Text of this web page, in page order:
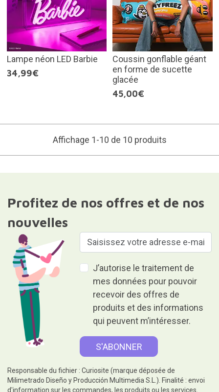
Lampe néon LED Barbie
34,99€
Coussin gonflable géant
en forme de sucette
glacée
45,00€
Affichage 1-10 de 10 produits
Profitez de nos offres et de nos
nouvelles
J’autorise le traitement de
mes données pour pouvoir
recevoir des offres de
produits et des informations
qui peuvent m’intéresser.
Responsable du fichier : Curiosite (marque déposée de
Milimetrado Diseño y Producción Multimedia S.L.). Finalité : envoi
d'information sur les commandes, les produits ou les services.